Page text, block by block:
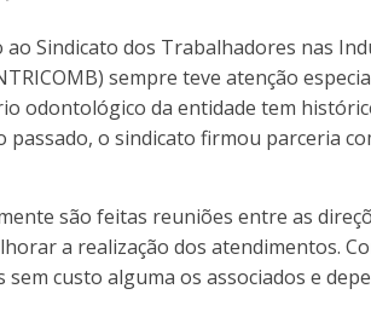
Sindicato dos Trabalhadores nas
sempre teve atenção
odontológico da entidade tem
passado, o sindicato firmou parceria
são feitas reuniões entre as
a realização dos atendimentos.
custo alguma os associados e